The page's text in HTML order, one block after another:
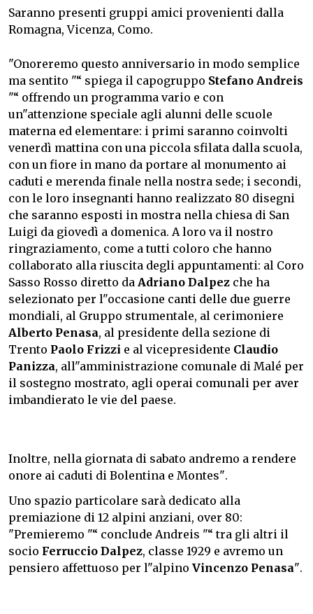
Saranno presenti gruppi amici provenienti dalla
Romagna, Vicenza, Como.
"Onoreremo questo anniversario in modo semplice
ma sentito "“ spiega il capogruppo Stefano Andreis
"“ offrendo un programma vario e con
un"attenzione speciale agli alunni delle scuole
materna ed elementare: i primi saranno coinvolti
venerdì mattina con una piccola sfilata dalla scuola,
con un fiore in mano da portare al monumento ai
caduti e merenda finale nella nostra sede; i secondi,
con le loro insegnanti hanno realizzato 80 disegni
che saranno esposti in mostra nella chiesa di San
Luigi da giovedì a domenica. A loro va il nostro
ringraziamento, come a tutti coloro che hanno
collaborato alla riuscita degli appuntamenti: al Coro
Sasso Rosso diretto da Adriano Dalpez che ha
selezionato per l"occasione canti delle due guerre
mondiali, al Gruppo strumentale, al cerimoniere
Alberto Penasa, al presidente della sezione di
Trento Paolo Frizzi e al vicepresidente Claudio
Panizza, all"amministrazione comunale di Malé per
il sostegno mostrato, agli operai comunali per aver
imbandierato le vie del paese.
Inoltre, nella giornata di sabato andremo a rendere
onore ai caduti di Bolentina e Montes".
Uno spazio particolare sarà dedicato alla
premiazione di 12 alpini anziani, over 80:
"Premieremo "“ conclude Andreis "“ tra gli altri il
socio Ferruccio Dalpez, classe 1929 e avremo un
pensiero affettuoso per l"alpino Vincenzo Penasa".